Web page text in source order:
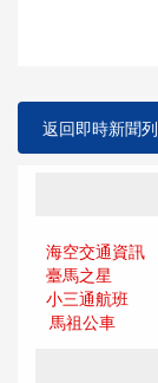
返回即時新聞
海空交通資訊
臺馬之星
小三通航班
馬祖公車